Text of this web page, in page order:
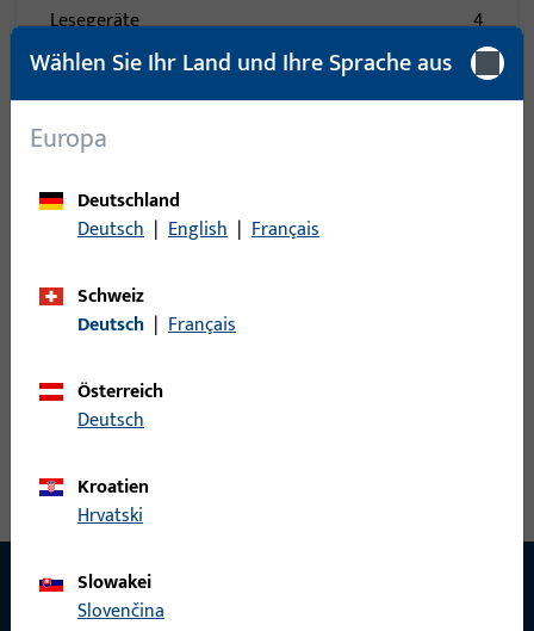
Lesegeräte
4
Sender
6
Sensoren
33
Steuerungen
Zubehör elektrisch
Wählen Sie Ihr Land und Ihre Sprache aus
Europa
Deutschland
Deutsch | English | Français
Schweiz
Deutsch | Français
Österreich
Deutsch
Kroatien
Hrvatski
Slowakei
Slovenčina